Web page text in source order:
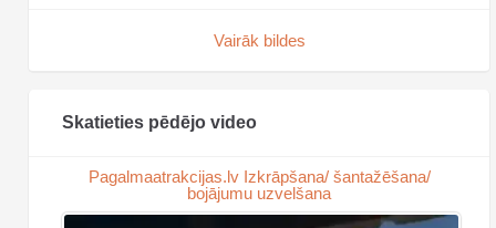
Vairāk bildes
Skatieties pēdējo video
Pagalmaatrakcijas.lv Izkrāpšana/ šantažēšana/
bojājumu uzvelšana